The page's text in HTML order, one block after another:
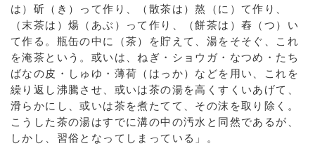
は）斫（き）って作り、（散茶は）熬（に）て作り、
（末茶は）煬（あぶ）って作り、（餅茶は）舂（つ）い
て作る。瓶缶の中に（茶）を貯えて、湯をそそぐ、これ
を淹茶という。或いは、ねぎ・ショウガ・なつめ・たち
ばなの皮・しゅゆ・薄荷（はっか）などを用い、これを
繰り返し沸騰させ、或いは茶の湯を高くすくいあげて、
滑らかにし、或いは茶を煮たてて、その沫を取り除く。
こうした茶の湯はすでに溝の中の汚水と同然であるが、
しかし、習俗となってしまっている」。